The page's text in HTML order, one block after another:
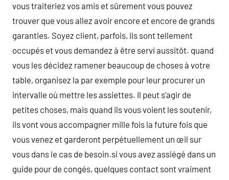
vous traiteriez vos amis et sûrement vous pouvez
trouver que vous allez avoir encore et encore de grands
garanties. Soyez client, parfois, ils sont tellement
occupés et vous demandez à être servi aussitôt. quand
vous les décidez ramener beaucoup de choses à votre
table, organisez la par exemple pour leur procurer un
intervalle où mettre les assiettes. Il peut s’agir de
petites choses, mais quand ils vous voient les soutenir,
ils vont vous accompagner mille fois la future fois que
vous venez et garderont perpétuellement un œil sur
vous dans le cas de besoin.si vous avez assiégé dans un
guide pour de congés, quelques contact sont vraiment